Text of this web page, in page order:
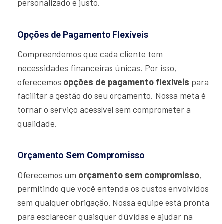
personalizado e justo.
Opções de Pagamento Flexíveis
Compreendemos que cada cliente tem
necessidades financeiras únicas. Por isso,
oferecemos opções de pagamento flexíveis para
facilitar a gestão do seu orçamento. Nossa meta é
tornar o serviço acessível sem comprometer a
qualidade.
Orçamento Sem Compromisso
Oferecemos um orçamento sem compromisso,
permitindo que você entenda os custos envolvidos
sem qualquer obrigação. Nossa equipe está pronta
para esclarecer quaisquer dúvidas e ajudar na